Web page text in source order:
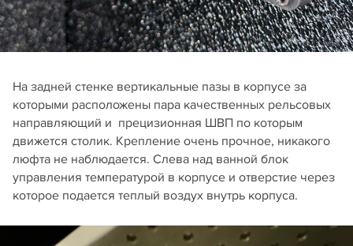
На задней стенке вертикальные пазы в корпусе за
которыми расположены пара качественных рельсовых
направляющий и прецизионная ШВП по которым
движется столик. Крепление очень прочное, никакого
люфта не наблюдается. Слева над ванной блок
управления температурой в корпусе и отверстие через
которое подается теплый воздух внутрь корпуса.